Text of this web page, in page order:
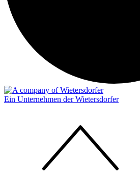
Ein Unternehmen der Wietersdorfer